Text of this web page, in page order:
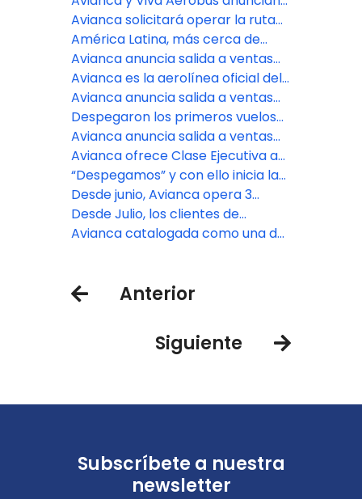
Américas
recíproco a través de sus destinos
en Europa
acuerdo interlínea con más de 50
destinos para volar en México y
Colombia
Avianca solicitará operar la ruta
directa entre Brasilia y Bogotá
desde octubre
América Latina, más cerca de
Europa: ya está a la venta la
nueva ruta directa Bogotá – París
de Avianca
Avianca anuncia salida a ventas
de nuevas rutas para conectar a
Medellín con Buenos Aires,
Santiago y Lima
Avianca es la aerolínea oficial del
Carnaval de Barranquilla
Avianca anuncia salida a ventas
de nueva ruta para volar entre
Medellín y Aruba
Despegaron los primeros vuelos
de avianca para conectar a
Bogotá con Cuzco en Perú y
Tegucigalpa en Honduras
Avianca anuncia salida a ventas
de dos nuevas rutas para
conectar a Bogotá con
Tegucigalpa vía Palmerola y
Cusco
Avianca ofrece Clase Ejecutiva a
cuatro destinos en América
“Despegamos” y con ello inicia la
conexión aérea entre las
provincias de Manabí y Galápagos
Desde junio, Avianca opera 3
vuelos semanales para unir a
Quito con Cancún
Desde Julio, los clientes de
Avianca podrán volar sin escalas
Avianca catalogada como una de
frente al cambio climático
Anterior
Siguiente
Subscríbete a nuestra
newsletter